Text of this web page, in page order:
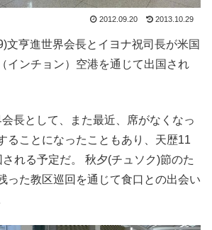
2012.09.20 2013.10.29
文亨進世界会長とイヨナ祝司長が米国
インチョン）空港を通じて出国され
長として、また最近、席がなくなっ
ることになったこともあり、天歴11
れる予定だ。 秋夕(チュソク)節のた
った教区巡回を通じて食口との出会い